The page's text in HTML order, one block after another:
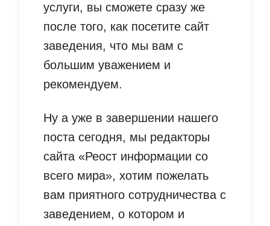
услуги, вы сможете сразу же
после того, как посетите сайт
заведения, что мы вам с
большим уважением и
рекомендуем.
Ну а уже в завершении нашего
поста сегодня, мы редакторы
сайта «Реост информации со
всего мира», хотим пожелать
вам приятного сотрудничества с
заведением, о котором и